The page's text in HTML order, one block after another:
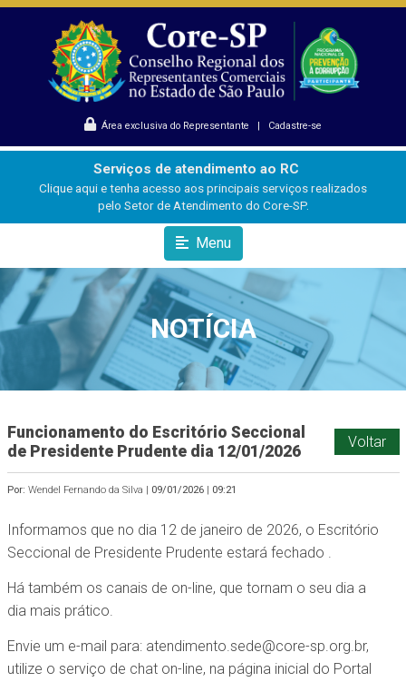
Área exclusiva do Representante | Cadastre-se
Serviços de atendimento ao RC
Clique aqui e tenha acesso aos principais serviços realizados
pelo Setor de Atendimento do Core-SP.
Menu
NOTÍCIA
Funcionamento do Escritório Seccional
de Presidente Prudente dia 12/01/2026
Voltar
Por: Wendel Fernando da Silva | 09/01/2026| 09:21
Informamos que no dia 12 de janeiro de 2026, o Escritório
Seccional de Presidente Prudente estará fechado .
Há também os canais de on-line, que tornam o seu dia a
dia mais prático.
Envie um e-mail para: atendimento.sede@core-sp.org.br,
utilize o serviço de chat on-line, na página inicial do Portal